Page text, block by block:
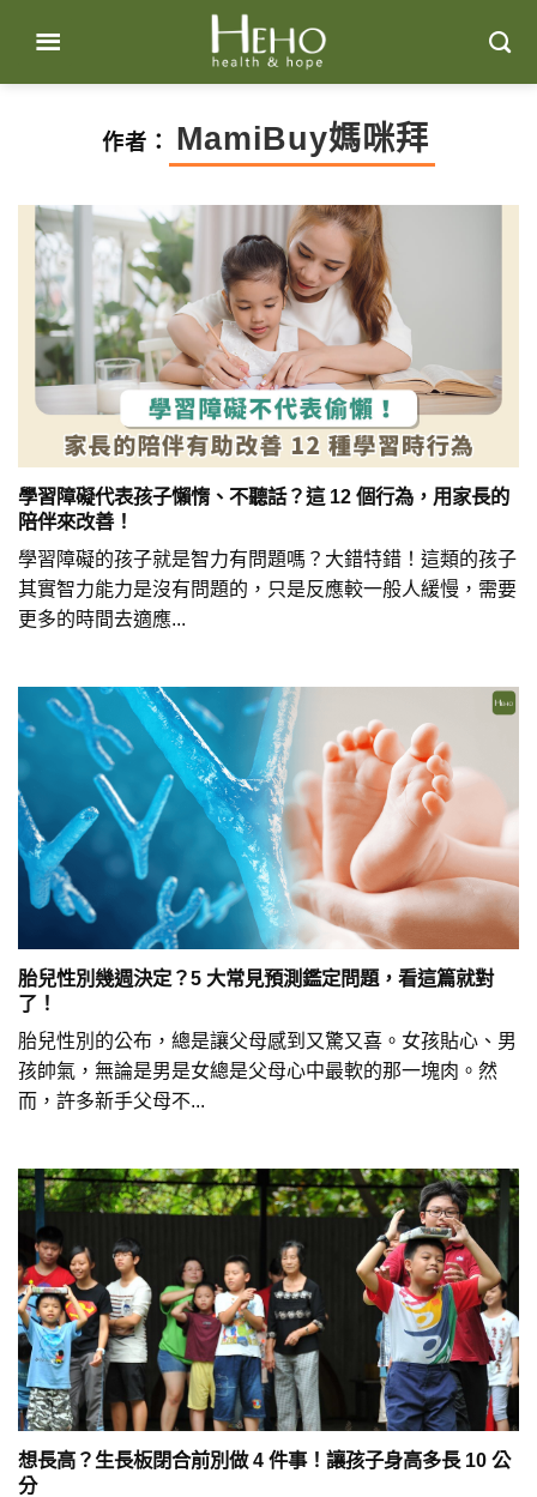
content
作者： MamiBuy媽咪拜
學習障礙代表孩子懶惰、不聽話？這 12 個行為，用家長的
陪伴來改善！
學習障礙的孩子就是智力有問題嗎？大錯特錯！這類的孩子
其實智力能力是沒有問題的，只是反應較一般人緩慢，需要
更多的時間去適應...
胎兒性別幾週決定？5 大常見預測鑑定問題，看這篇就對
了！
胎兒性別的公布，總是讓父母感到又驚又喜。女孩貼心、男
孩帥氣，無論是男是女總是父母心中最軟的那一塊肉。然
而，許多新手父母不...
想長高？生長板閉合前別做 4 件事！讓孩子身高多長 10 公
分